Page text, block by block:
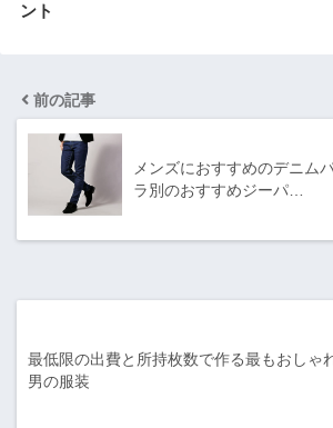
ント
前の記事
メンズにおすすめのデニム
ラ別のおすすめジーパ…
最低限の出費と所持枚数で作る最もおしゃ
男の服装